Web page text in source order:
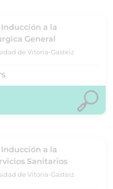
a la
General
de Vitoria-Gasteiz
a la
Sanitarios
de Vitoria-Gasteiz